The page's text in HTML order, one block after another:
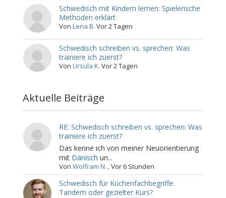
Schwedisch mit Kindern lernen: Spielerische
Methoden erklärt
VonLena B. Vor 2 Tagen
Schwedisch schreiben vs. sprechen: Was
trainiere ich zuerst?
VonUrsula K. Vor 2 Tagen
Aktuelle Beiträge
RE: Schwedisch schreiben vs. sprechen: Was
trainiere ich zuerst?
Das kenne ich von meiner Neuorientierung
mit Dänisch un...
VonWolfram N. ,Vor 6 Stunden
Schwedisch für Küchenfachbegriffe:
Tandem oder gezielter Kurs?